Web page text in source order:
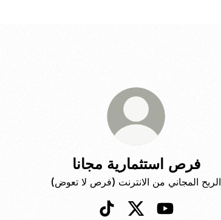
فرص استثمارية مجانا
الربح المجاني من الانترنت (فرص لا تعوض)